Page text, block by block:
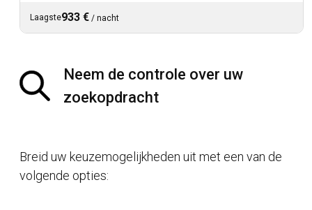
Laagste933 € / nacht
Neem de controle over uw
zoekopdracht
Breid uw keuzemogelijkheden uit met een van de
volgende opties: